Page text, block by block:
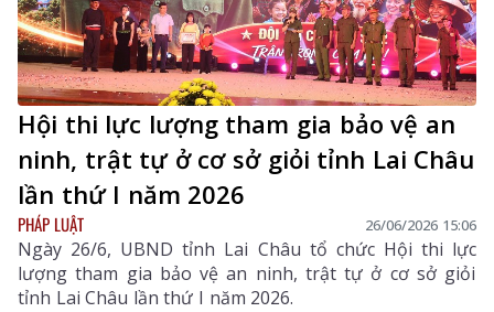
Hội thi lực lượng tham gia bảo vệ an
ninh, trật tự ở cơ sở giỏi tỉnh Lai Châu
lần thứ I năm 2026
PHÁP LUẬT 26/06/2026 15:06
Ngày 26/6, UBND tỉnh Lai Châu tổ chức Hội thi lực
lượng tham gia bảo vệ an ninh, trật tự ở cơ sở giỏi
tỉnh Lai Châu lần thứ I năm 2026.